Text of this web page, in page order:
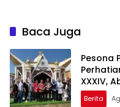
Baca Juga
Pesona
XXXIV,
Berita